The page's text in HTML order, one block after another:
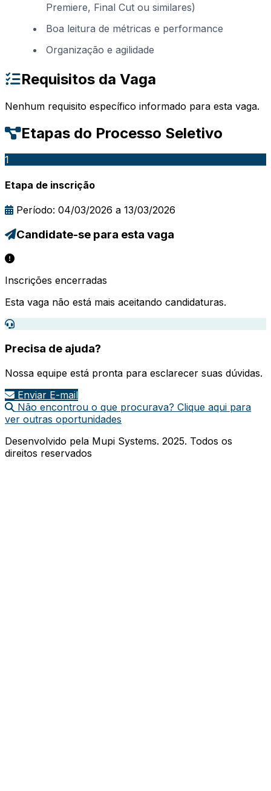
Premiere, Final Cut ou similares)
Boa leitura de métricas e performance
Organização e agilidade
Requisitos da Vaga
Nenhum requisito específico informado para esta vaga.
Etapas do Processo Seletivo
1
Etapa de inscrição
Período: 04/03/2026 a 13/03/2026
Candidate-se para esta vaga
Inscrições encerradas
Esta vaga não está mais aceitando candidaturas.
Precisa de ajuda?
Nossa equipe está pronta para esclarecer suas dúvidas.
Enviar E-mail
Não encontrou o que procurava? Clique aqui para
ver outras oportunidades
Desenvolvido pela Mupi Systems. 2025. Todos os
direitos reservados